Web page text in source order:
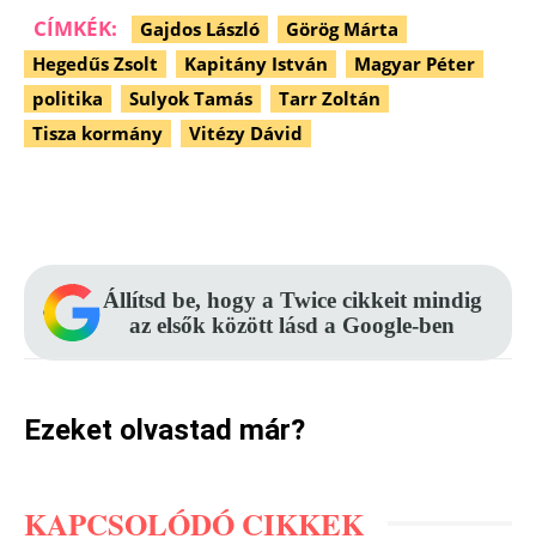
CÍMKÉK: Gajdos László
Görög Márta
Hegedűs Zsolt
Kapitány István
Magyar Péter
politika
Sulyok Tamás
Tarr Zoltán
Tisza kormány
Vitézy Dávid
Állítsd be, hogy a Twice cikkeit mindig
az elsők között lásd a Google-ben
Ezeket olvastad már?
KAPCSOLÓDÓ CIKKEK